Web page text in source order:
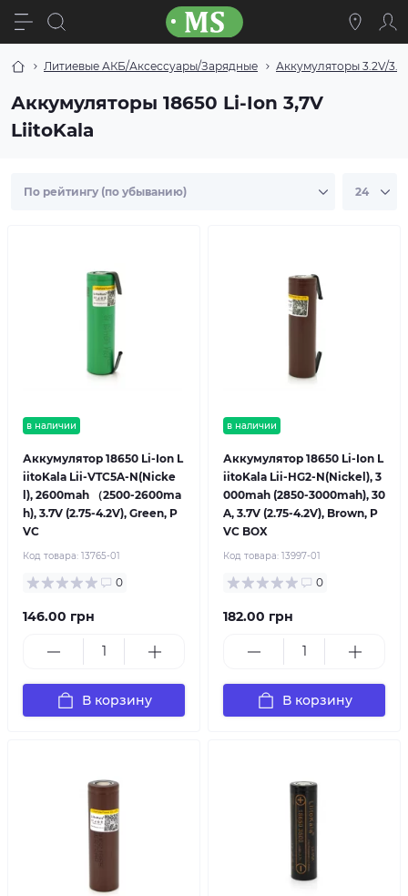
Литиевые АКБ/Аксессуары/Зарядные Аккумуляторы 3.2V/
Аккумуляторы 18650 Li-Ion 3,7V
LiitoKala
в наличии
Аккумулятор 18650 Li-Ion L
iitoKala Lii-VTC5A-N(Nicke
l), 2600mah （2500-2600ma
h), 3.7V (2.75-4.2V), Green, P
VC
Код товара: 13765-01
0
146.00 грн
В корзину
в наличии
Аккумулятор 18650 Li-Ion L
iitoKala Lii-HG2-N(Nickel), 3
000mah (2850-3000mah), 30
A, 3.7V (2.75-4.2V), Brown, P
VC BOX
Код товара: 13997-01
0
182.00 грн
В корзину